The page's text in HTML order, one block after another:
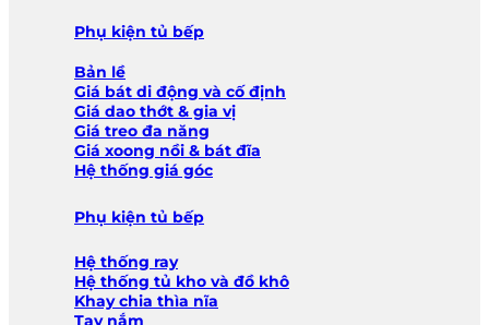
Phụ kiện tủ bếp
Bản lề
Giá bát di động và cố định
Giá dao thớt & gia vị
Giá treo đa năng
Giá xoong nồi & bát đĩa
Hệ thống giá góc
Phụ kiện tủ bếp
Hệ thống ray
Hệ thống tủ kho và đồ khô
Khay chia thìa nĩa